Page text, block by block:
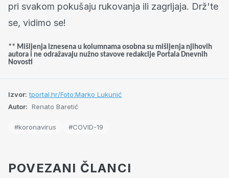
pri svakom pokušaju rukovanja ili zagrljaja. Drž'te
se, vidimo se!
** Mišljenja iznesena u kolumnama osobna su mišljenja njihovih
autora i ne odražavaju nužno stavove redakcije Portala Dnevnih
Novosti
Izvor: tportal.hr/Foto:Marko Lukunić
Autor: Renato Baretić
#koronavirus #COVID-19
POVEZANI ČLANCI